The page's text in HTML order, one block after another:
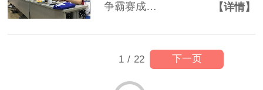
争霸赛成…
【详情】
1 / 22 下一页